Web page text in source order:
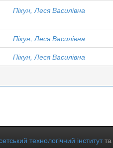
Пікун, Леся Василівна
Пікун, Леся Василівна
Пікун, Леся Василівна
технологічний інститутта